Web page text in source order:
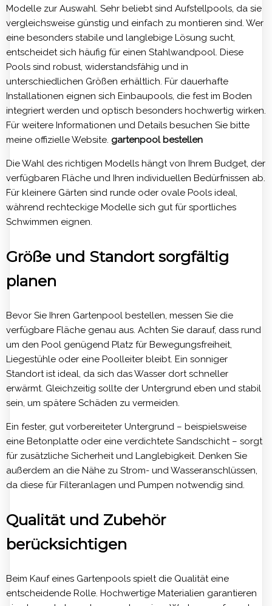
Modelle zur Auswahl. Sehr beliebt sind Aufstellpools, da sie
vergleichsweise günstig und einfach zu montieren sind. Wer
eine besonders stabile und langlebige Lösung sucht,
entscheidet sich häufig für einen Stahlwandpool. Diese
Pools sind robust, widerstandsfähig und in
unterschiedlichen Größen erhältlich. Für dauerhafte
Installationen eignen sich Einbaupools, die fest im Boden
integriert werden und optisch besonders hochwertig wirken.
Für weitere Informationen und Details besuchen Sie bitte
meine offizielle Website. gartenpool bestellen
Die Wahl des richtigen Modells hängt von Ihrem Budget, der
verfügbaren Fläche und Ihren individuellen Bedürfnissen ab.
Für kleinere Gärten sind runde oder ovale Pools ideal,
während rechteckige Modelle sich gut für sportliches
Schwimmen eignen.
Größe und Standort sorgfältig
planen
Bevor Sie Ihren Gartenpool bestellen, messen Sie die
verfügbare Fläche genau aus. Achten Sie darauf, dass rund
um den Pool genügend Platz für Bewegungsfreiheit,
Liegestühle oder eine Poolleiter bleibt. Ein sonniger
Standort ist ideal, da sich das Wasser dort schneller
erwärmt. Gleichzeitig sollte der Untergrund eben und stabil
sein, um spätere Schäden zu vermeiden.
Ein fester, gut vorbereiteter Untergrund – beispielsweise
eine Betonplatte oder eine verdichtete Sandschicht – sorgt
für zusätzliche Sicherheit und Langlebigkeit. Denken Sie
außerdem an die Nähe zu Strom- und Wasseranschlüssen,
da diese für Filteranlagen und Pumpen notwendig sind.
Qualität und Zubehör
berücksichtigen
Beim Kauf eines Gartenpools spielt die Qualität eine
entscheidende Rolle. Hochwertige Materialien garantieren